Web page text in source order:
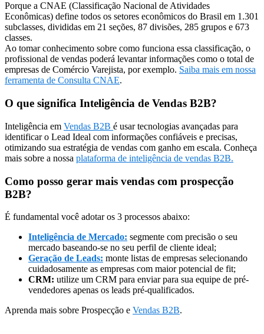
Porque a CNAE (Classificação Nacional de Atividades
Econômicas) define todos os setores econômicos do Brasil em 1.301
subclasses, divididas em 21 seções, 87 divisões, 285 grupos e 673
classes.
Ao tomar conhecimento sobre como funciona essa classificação, o
profissional de vendas poderá levantar informações como o total de
empresas de Comércio Varejista, por exemplo. Saiba mais em nossa
ferramenta de Consulta CNAE.
O que significa Inteligência de Vendas B2B?
Inteligência em Vendas B2B é usar tecnologias avançadas para
identificar o Lead Ideal com informações confiáveis e precisas,
otimizando sua estratégia de vendas com ganho em escala. Conheça
mais sobre a nossa plataforma de inteligência de vendas B2B.
Como posso gerar mais vendas com prospecção
B2B?
É fundamental você adotar os 3 processos abaixo:
Inteligência de Mercado: segmente com precisão o seu
mercado baseando-se no seu perfil de cliente ideal;
Geração de Leads: monte listas de empresas selecionando
cuidadosamente as empresas com maior potencial de fit;
CRM: utilize um CRM para enviar para sua equipe de pré-
vendedores apenas os leads pré-qualificados.
Aprenda mais sobre Prospecção e Vendas B2B.